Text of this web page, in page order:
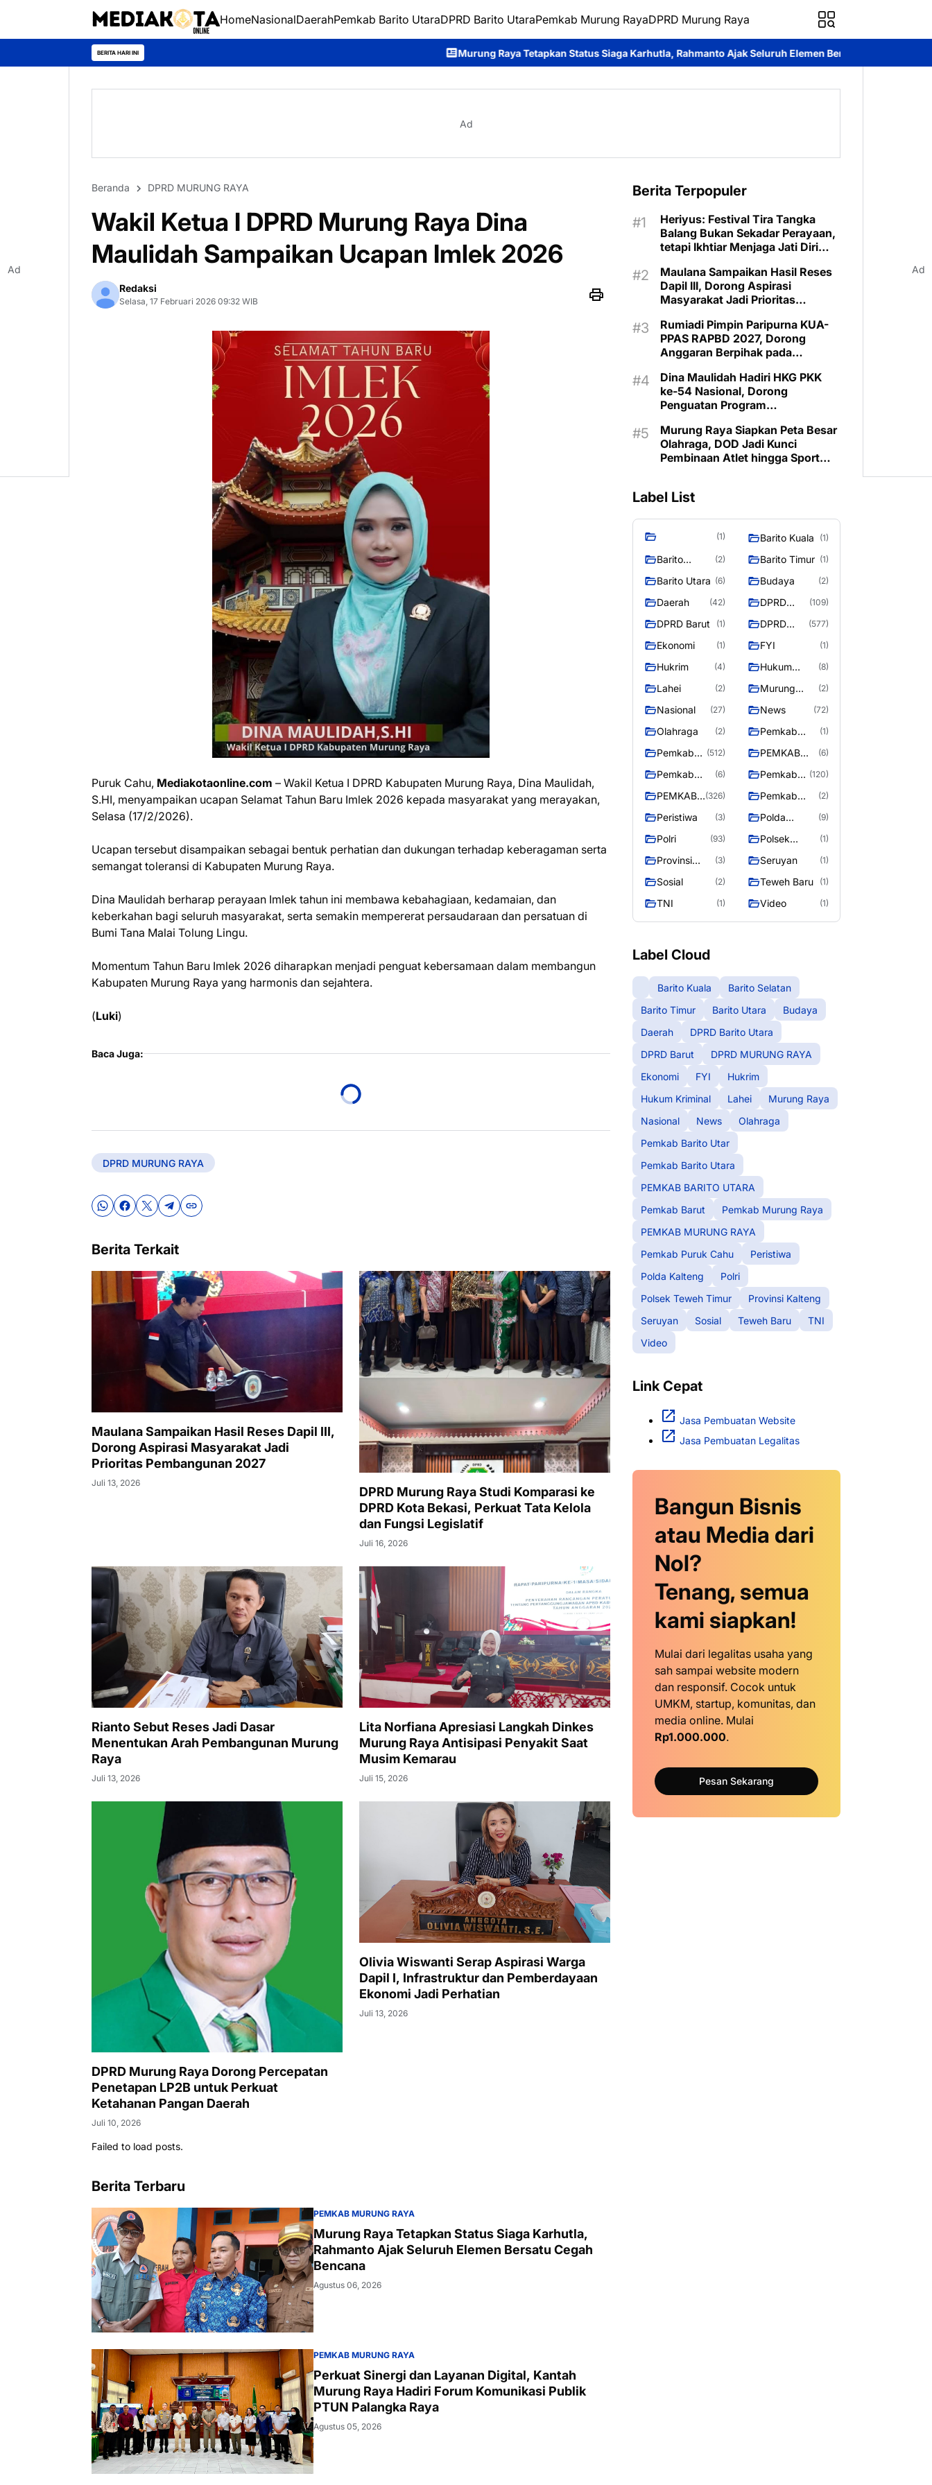
HomeNasionalDaerahPemkab Barito UtaraDPRD Barito UtaraPemkab Murung RayaDPRD Murung Raya
BERITA HARI INI Murung Raya Tetapkan Status Siaga Karhutla, Rahmanto Ajak Seluruh Elemen Bersatu Cegah Bencana Perkuat Sinergi dan
Ad
Beranda DPRD MURUNG RAYA
Wakil Ketua I DPRD Murung Raya Dina
Maulidah Sampaikan Ucapan Imlek 2026
Redaksi
Selasa, 17 Februari 2026 09:32 WIB
Puruk Cahu, Mediakotaonline.com – Wakil Ketua I DPRD Kabupaten Murung Raya, Dina Maulidah,
S.HI, menyampaikan ucapan Selamat Tahun Baru Imlek 2026 kepada masyarakat yang merayakan,
Selasa (17/2/2026).
Ucapan tersebut disampaikan sebagai bentuk perhatian dan dukungan terhadap keberagaman serta
semangat toleransi di Kabupaten Murung Raya.
Dina Maulidah berharap perayaan Imlek tahun ini membawa kebahagiaan, kedamaian, dan
keberkahan bagi seluruh masyarakat, serta semakin mempererat persaudaraan dan persatuan di
Bumi Tana Malai Tolung Lingu.
Momentum Tahun Baru Imlek 2026 diharapkan menjadi penguat kebersamaan dalam membangun
Kabupaten Murung Raya yang harmonis dan sejahtera.
(Luki)
Baca Juga:
DPRD MURUNG RAYA
Berita Terkait
Maulana Sampaikan Hasil Reses Dapil III,
Dorong Aspirasi Masyarakat Jadi
Prioritas Pembangunan 2027
Juli 13, 2026
DPRD Murung Raya Studi Komparasi ke
DPRD Kota Bekasi, Perkuat Tata Kelola
dan Fungsi Legislatif
Juli 16, 2026
Rianto Sebut Reses Jadi Dasar
Menentukan Arah Pembangunan Murung
Raya
Juli 13, 2026
Lita Norfiana Apresiasi Langkah Dinkes
Murung Raya Antisipasi Penyakit Saat
Musim Kemarau
Juli 15, 2026
DPRD Murung Raya Dorong Percepatan
Penetapan LP2B untuk Perkuat
Ketahanan Pangan Daerah
Juli 10, 2026
Olivia Wiswanti Serap Aspirasi Warga
Dapil I, Infrastruktur dan Pemberdayaan
Ekonomi Jadi Perhatian
Juli 13, 2026
Failed to load posts.
Berita Terbaru
PEMKAB MURUNG RAYA
Murung Raya Tetapkan Status Siaga Karhutla,
Rahmanto Ajak Seluruh Elemen Bersatu Cegah
Bencana
Agustus 06, 2026
PEMKAB MURUNG RAYA
Perkuat Sinergi dan Layanan Digital, Kantah
Murung Raya Hadiri Forum Komunikasi Publik
PTUN Palangka Raya
Agustus 05, 2026
Berita Terpopuler
Heriyus: Festival Tira Tangka
Balang Bukan Sekadar Perayaan,
tetapi Ikhtiar Menjaga Jati Diri
Maulana Sampaikan Hasil Reses
Dapil III, Dorong Aspirasi
Masyarakat Jadi Prioritas
Rumiadi Pimpin Paripurna KUA-
PPAS RAPBD 2027, Dorong
Anggaran Berpihak pada
Dina Maulidah Hadiri HKG PKK
ke-54 Nasional, Dorong
Penguatan Program
Murung Raya
Murung Raya Siapkan Peta Besar
Olahraga, DOD Jadi Kunci
Pembinaan Atlet hingga Sport
Label List
(1) Barito Kuala (1)
Barito
(2) Barito Timur (1)
Barito Utara (6) Budaya (2)
Daerah (42)
DPRD
Utara
(109)
DPRD Barut (1)
DPRD
RAYA
(577)
Ekonomi (1) FYI (1)
Hukrim (4)
Hukum
(8)
Lahei (2)
Murung
(2)
Nasional (27) News (72)
Olahraga (2)
Pemkab
(1)
Pemkab
Utara
(512)
PEMKAB
UTARA
(6)
Pemkab
(6)
Pemkab
Raya
(120)
PEMKAB
RAYA
(326)
Pemkab
(2)
Peristiwa (3)
Polda
(9)
Polri (93)
Polsek
(1)
Provinsi
(3) Seruyan (1)
Sosial (2) Teweh Baru (1)
TNI (1) Video (1)
Label Cloud
Barito Kuala
Barito Selatan
Barito Timur
Barito Utara
Budaya
Daerah
DPRD Barito Utara
DPRD Barut
DPRD MURUNG RAYA
Ekonomi
FYI
Hukrim
Hukum Kriminal
Lahei
Murung Raya
Nasional
News
Olahraga
Pemkab Barito Utar
Pemkab Barito Utara
PEMKAB BARITO UTARA
Pemkab Barut
Pemkab Murung Raya
PEMKAB MURUNG RAYA
Pemkab Puruk Cahu
Peristiwa
Polda Kalteng
Polri
Polsek Teweh Timur
Provinsi Kalteng
Seruyan
Sosial Teweh Baru
TNI
Video
Link Cepat
Jasa Pembuatan Website
Jasa Pembuatan Legalitas
Bangun Bisnis
atau Media dari
Nol?
Tenang, semua
kami siapkan!
Mulai dari legalitas usaha yang
sah sampai website modern
dan responsif. Cocok untuk
UMKM, startup, komunitas, dan
media online. Mulai
Rp1.000.000.
Pesan Sekarang
Ad Ad